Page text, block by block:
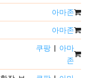
아마존
아마존
쿠팡 | 아마
존